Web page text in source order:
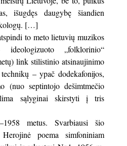
išugdęs daugybę šiandien
[…]
to meto lietuvių muzikos
„folklorinio“
link stilistinio atsinaujinimo
– ypač dodekafonijos,
(nuo septintojo dešimtmečio
sąlyginai skirstyti į tris
metus. Svarbiausi šio
poema simfoniniam